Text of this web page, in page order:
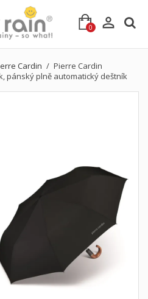
0 
Cardin
Pierre Cardin
pánský plně automatický deštník